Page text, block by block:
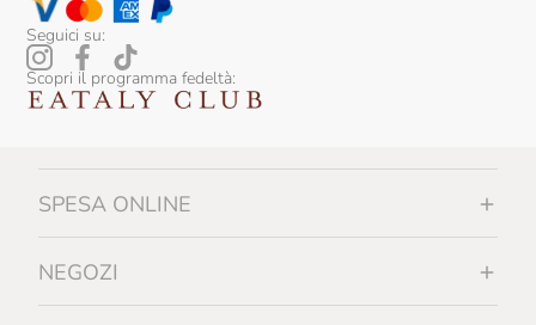
Seguici su:
Scopri il programma fedeltà:
SPESA ONLINE
NEGOZI